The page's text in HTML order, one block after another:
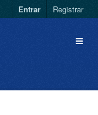
Entrar Registrar